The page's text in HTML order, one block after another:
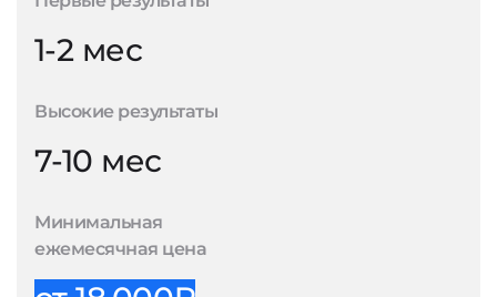
1-2 мес
Высокие результаты
7-10 мес
Минимальная
ежемесячная цена